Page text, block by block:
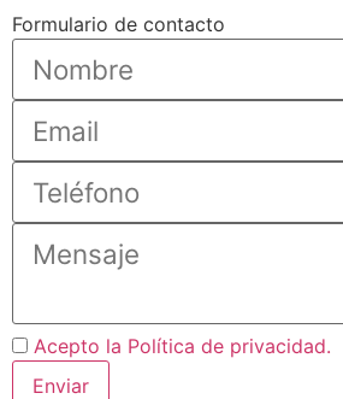
Formulario de contacto
Acepto la Política de privacidad.